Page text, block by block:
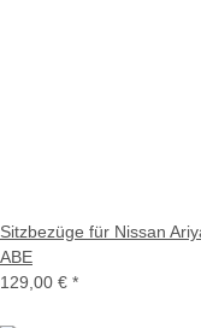
Sitzbezüge für Nissan
ABE
129,00 € *